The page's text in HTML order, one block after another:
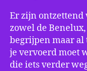
Er zijn
zowel de
begrijpen maar al
je vervoerd moet
die iets verder